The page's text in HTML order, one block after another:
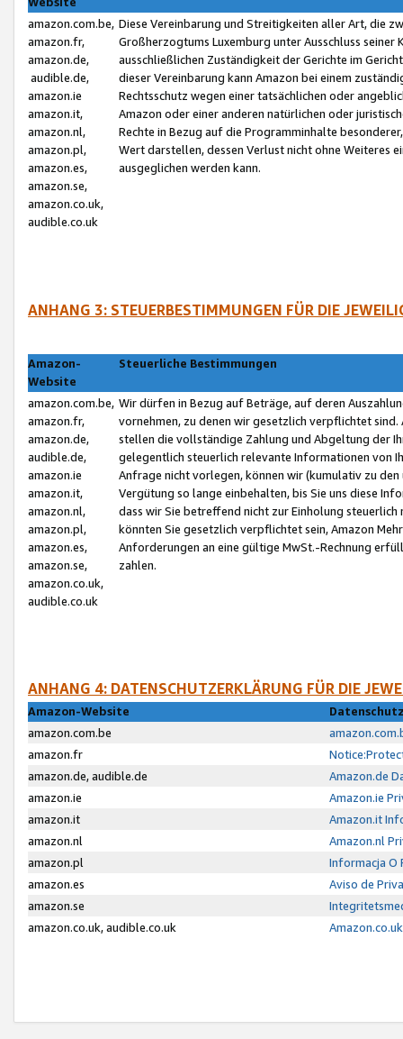
amazon.com.be,
amazon.fr,
amazon.de,
audible.de,
amazon.ie
amazon.it,
amazon.nl,
amazon.pl,
amazon.es,
amazon.se,
amazon.co.uk,
audible.co.uk
Diese Vereinbarung und Streitigkeiten aller Art, die
Großherzogtums Luxemburg unter Ausschluss
ausschließlichen Zuständigkeit der Gerichte im
dieser Vereinbarung kann Amazon bei einem
Rechtsschutz wegen einer tatsächlichen oder
Amazon oder einer anderen natürlichen oder
Rechte in Bezug auf die Programminhalte
Wert darstellen, dessen Verlust nicht ohne Weiteres
ausgeglichen werden kann.
ANHANG 3: STEUERBESTIMMUNGEN FÜR DIE
Amazon-
Website
Steuerliche Bestimmungen
amazon.com.be,
amazon.fr,
amazon.de,
audible.de,
amazon.ie
amazon.it,
amazon.nl,
amazon.pl,
amazon.es,
amazon.se,
amazon.co.uk,
audible.co.uk
Wir dürfen in Bezug auf Beträge, auf deren
vornehmen, zu denen wir gesetzlich verpflichtet
stellen die vollständige Zahlung und Abgeltung der
gelegentlich steuerlich relevante Informationen von
Anfrage nicht vorlegen, können wir (kumulativ zu
Vergütung so lange einbehalten, bis Sie uns diese
dass wir Sie betreffend nicht zur Einholung
könnten Sie gesetzlich verpflichtet sein, Amazon
Anforderungen an eine gültige MwSt.-Rechnung
zahlen.
ANHANG 4: DATENSCHUTZERKLÄRUNG FÜR DIE
Amazon-Website
amazon.com.be
amazon.fr
amazon.de, audible.de
Amazon.de
amazon.ie
Amazon.ie
amazon.it
Amazon.it
amazon.nl
Amazon.nl
amazon.pl
Informacja O
amazon.es
Aviso de
amazon.se
amazon.co.uk, audible.co.uk